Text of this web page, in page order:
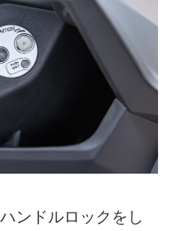
ンドルロックをし